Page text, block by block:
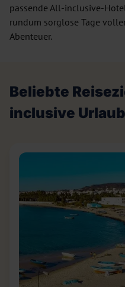
passende All-inclusive-
rundum sorglose Tage
Abenteuer.
Beliebte
inclusive